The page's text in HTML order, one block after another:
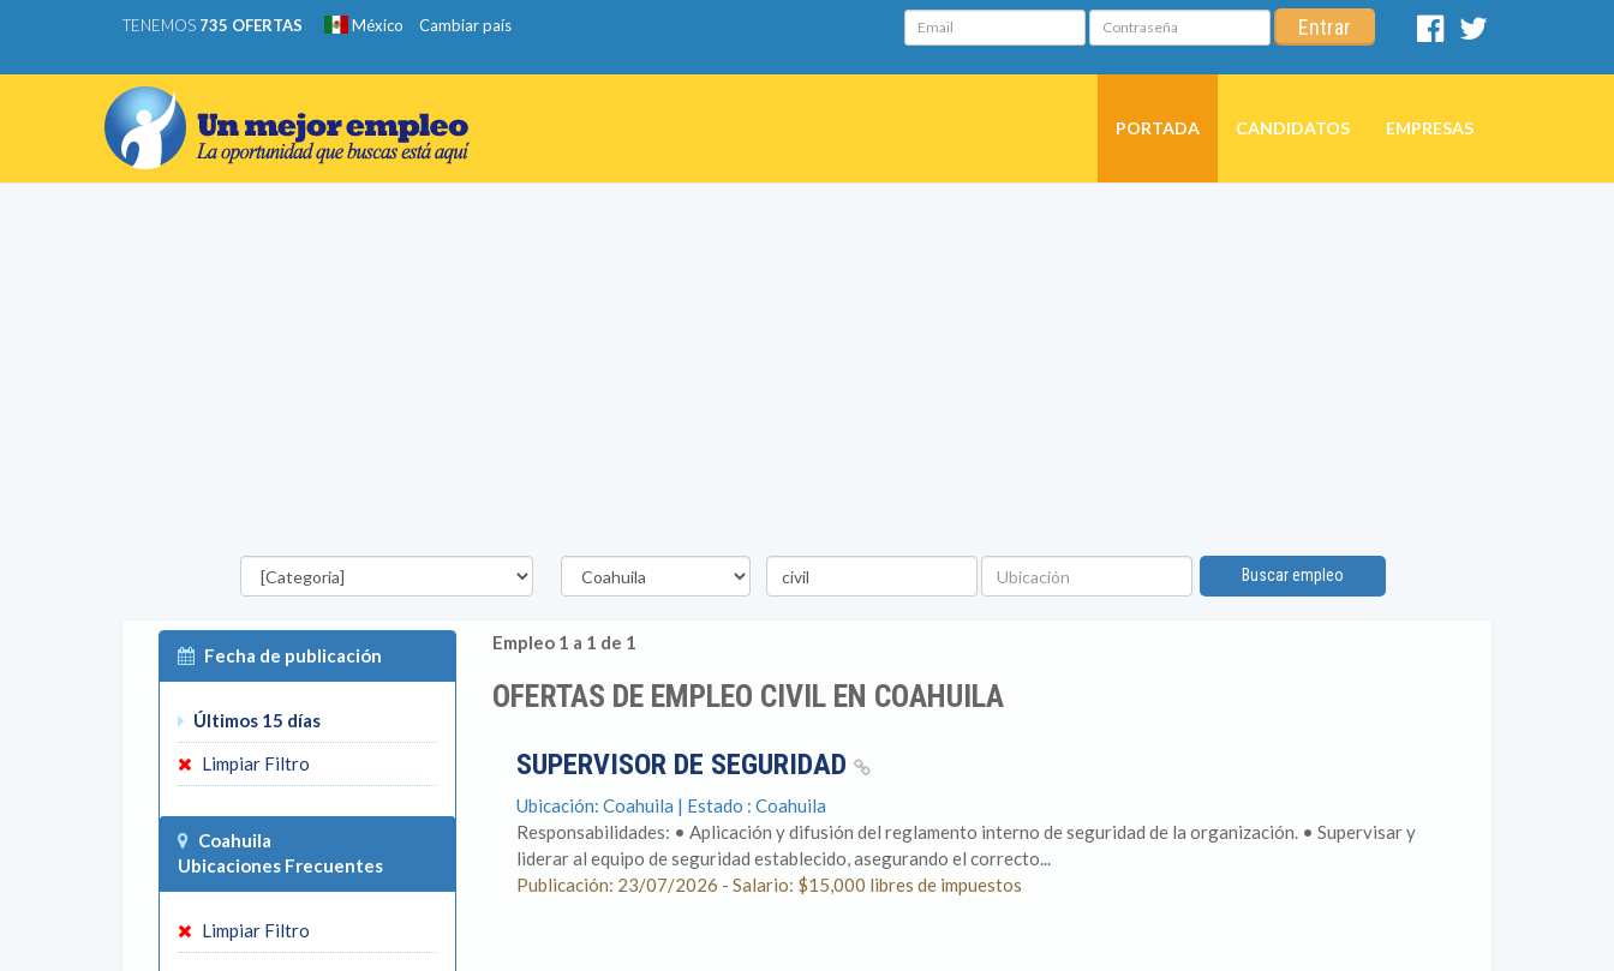
TENEMOS 735 OFERTAS México Cambiar país Email Contraseña Entrar
Facebook
PORTADA CANDIDATOS EMPRESAS
Categorías Estado
Palabra
clave
Ubicación
Buscar empleo
Fecha de publicación
Últimos 15 días
Limpiar Filtro
Coahuila
Ubicaciones Frecuentes
Limpiar Filtro
Empleo 1 a 1 de 1
OFERTAS DE EMPLEO CIVIL EN COAHUILA
SUPERVISOR DE SEGURIDAD
Ubicación: Coahuila | Estado : Coahuila
Responsabilidades: • Aplicación y difusión del reglamento interno de seguridad de la organización. • Supervisar y
liderar al equipo de seguridad establecido, asegurando el correcto...
Publicación: 23/07/2026 - Salario: $15,000 libres de impuestos